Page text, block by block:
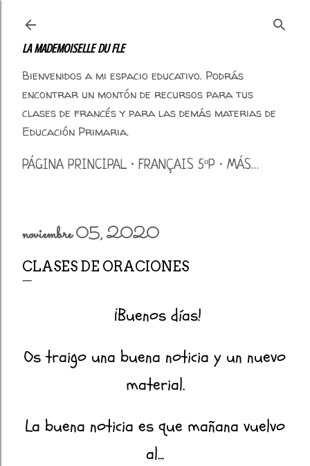
LA MADEMOISELLE DU FLE
Bienvenidos a mi espacio educativo. Podrás
encontrar un montón de recursos para tus
clases de francés y para las demás materias de
Educación Primaria.
PÁGINA PRINCIPAL FRANÇAIS 5ºP MÁS…
noviembre 05, 2020
CLASES DE ORACIONES
¡Buenos días!
Os traigo una buena noticia y un nuevo
material.
La buena noticia es que mañana vuelvo
al...